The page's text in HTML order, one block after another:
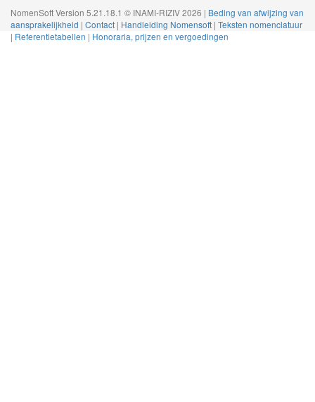
NomenSoft Version 5.21.18.1 © INAMI-RIZIV 2026 | Beding van afwijzing van
aansprakelijkheid | Contact | Handleiding Nomensoft | Teksten nomenclatuur
| Referentietabellen | Honoraria, prijzen en vergoedingen